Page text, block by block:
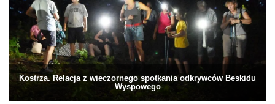
Kostrza. Relacja z wieczornego spotkania odkrywców Beskidu
Wyspowego